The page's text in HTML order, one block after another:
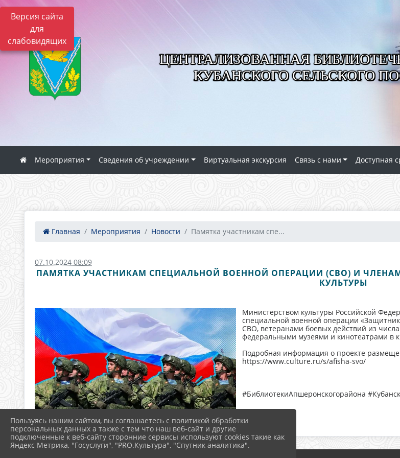
Версия сайта
для
слабовидящих
ЦЕНТРАЛИЗОВАННАЯ
КУБАНСКОГО СЕЛЬСКОГО
Мероприятия Сведения об учреждении Виртуальная экскурсия Связь с нами Доступная
Главная Мероприятия Новости Памятка участникам спе...
07.10.2024 08:09
ПАМЯТКА УЧАСТНИКАМ СПЕЦИАЛЬНОЙ ВОЕННОЙ ОПЕРАЦИИ (СВО) И
КУЛЬТУРЫ
Министерством культуры Российской
специальной военной операции
СВО, ветеранами боевых действий из
федеральными музеями и кинотеатрами в
Подробная информация о проекте
https://www.culture.ru/s/afisha-svo/
#БиблиотекиАпшеронскогорайона
Пользуясь нашим сайтом, вы соглашаетесь с политикой обработки
персональных данных а также с тем что наш веб-сайт и другие
подключенные к веб-сайту сторонние сервисы используют cookies такие как
Яндекс Метрика, "Госуслуги", "PRO.Культура", "Спутник аналитика".